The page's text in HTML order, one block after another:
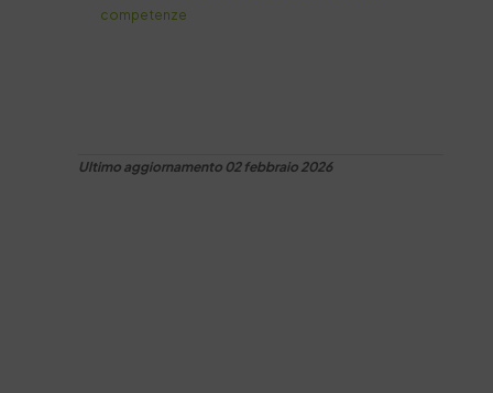
competenze
Ultimo aggiornamento 02 febbraio 2026